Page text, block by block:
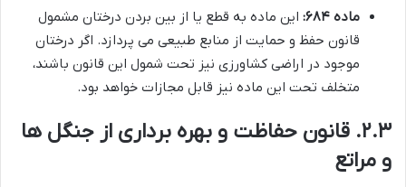
ماده ۶۸۴:
این ماده به قطع یا از بین بردن درختان مشمول
قانون حفظ و حمایت از منابع طبیعی می پردازد. اگر درختان
موجود در اراضی کشاورزی نیز تحت شمول این قانون باشند،
متخلف تحت این ماده نیز قابل مجازات خواهد بود.
۲.۳. قانون حفاظت و بهره برداری از جنگل ها
و مراتع